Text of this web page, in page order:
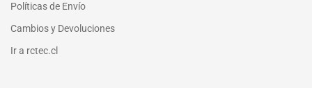
Políticas de Envío
Cambios y Devoluciones
Ir a rctec.cl